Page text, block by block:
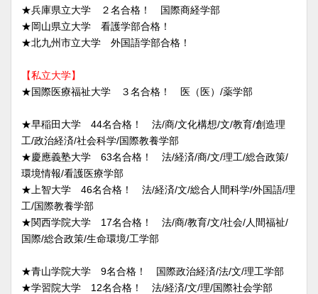
★兵庫県立大学 ２名合格！ 国際商経学部
★岡山県立大学 看護学部合格！
★北九州市立大学 外国語学部合格！
【私立大学】
★国際医療福祉大学 ３名合格！ 医（医）/薬学部
★早稲田大学 44名合格！ 法/商/文化構想/文/教育/創造理
工/政治経済/社会科学/国際教養学部
★慶應義塾大学 63名合格！ 法/経済/商/文/理工/総合政策/
環境情報/看護医療学部
★上智大学 46名合格！ 法/経済/文/総合人間科学/外国語/理
工/国際教養学部
★関西学院大学 17名合格！ 法/商/教育/文/社会/人間福祉/
国際/総合政策/生命環境/工学部
★青山学院大学 9名合格！ 国際政治経済/法/文/理工学部
★学習院大学 12名合格！ 法/経済/文/理/国際社会学部